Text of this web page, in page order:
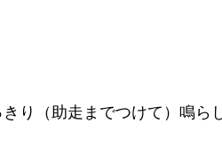
り（助走までつけて）鳴ら